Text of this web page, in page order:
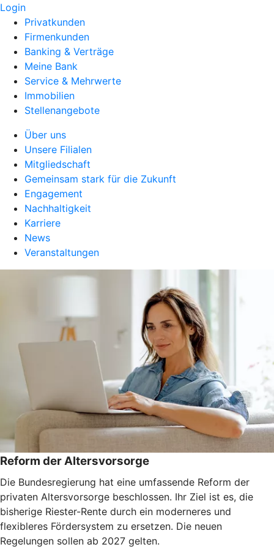
Login
Privatkunden
Firmenkunden
Banking & Verträge
Meine Bank
Service & Mehrwerte
Immobilien
Stellenangebote
Über uns
Unsere Filialen
Mitgliedschaft
Gemeinsam stark für die Zukunft
Engagement
Nachhaltigkeit
Karriere
News
Veranstaltungen
Reform der Altersvorsorge
Die Bundesregierung hat eine umfassende Reform der
privaten Altersvorsorge beschlossen. Ihr Ziel ist es, die
bisherige Riester-Rente durch ein moderneres und
flexibleres Fördersystem zu ersetzen. Die neuen
Regelungen sollen ab 2027 gelten.